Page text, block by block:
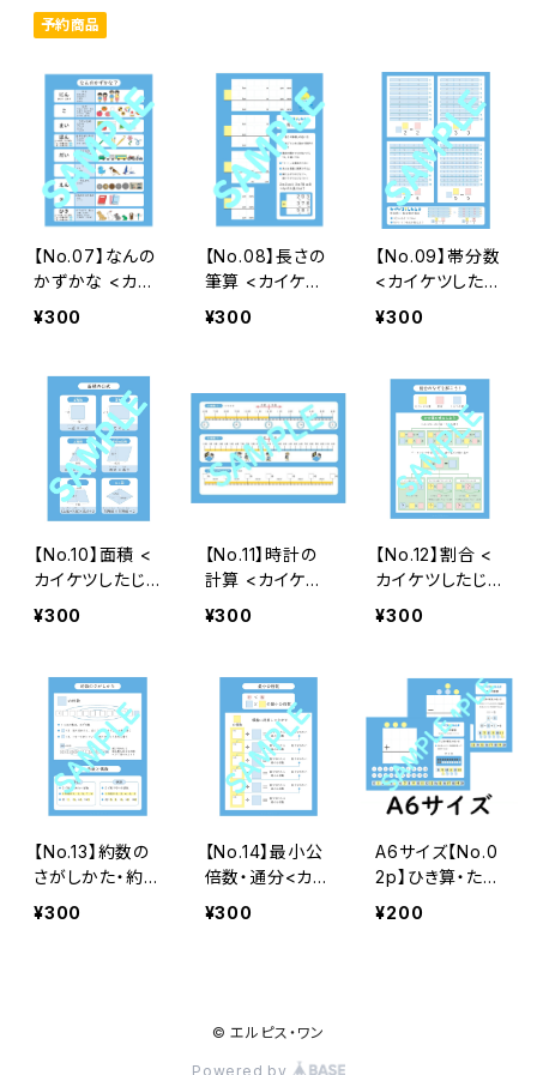
予約商品
【No.07】なんの
かずかな <カイ
ケツしたじき>
¥300
【No.08】長さの
筆算 <カイケツ
したじき>
¥300
【No.09】帯分数
<カイケツしたじ
き>
¥300
【No.10】面積 <
カイケツしたじき
>
¥300
【No.11】時計の
計算 <カイケツ
したじき>
¥300
【No.12】割合 <
カイケツしたじき
>
¥300
【No.13】約数の
さがしかた・約分
<カイケツしたじ
¥300
【No.14】最小公
倍数・通分<カイ
ケツしたじき>
¥300
A6サイズ【No.0
2p】ひき算・たし
算の筆算 <カイ
¥200
© エルピス・ワン
Powered by